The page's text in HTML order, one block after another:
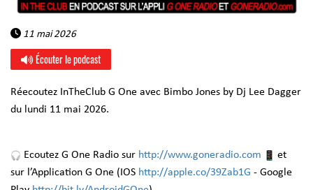
11 mai 2026
Écouter le podcast
Réecoutez InTheClub G One avec Bimbo Jones by Dj Lee Dagger
du lundi 11 mai 2026.
Ecoutez G One Radio sur http://www.goneradio.com
et
sur l’Application G One (IOS http://apple.co/39Zab1G - Google